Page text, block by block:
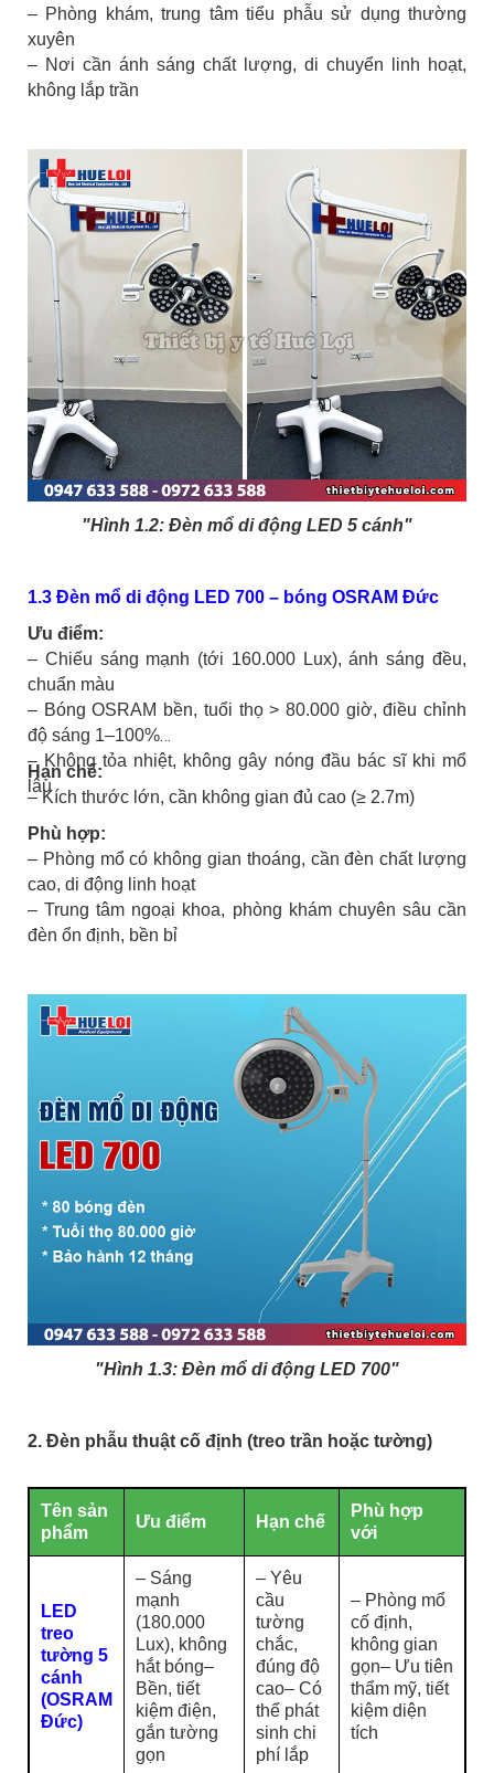
– Phòng khám, trung tâm tiểu phẫu sử dụng thường
xuyên
– Nơi cần ánh sáng chất lượng, di chuyển linh hoạt,
không lắp trần
"Hình 1.2: Đèn mổ di động LED 5 cánh"
1.3 Đèn mổ di động LED 700 – bóng OSRAM Đức
Ưu điểm:
– Chiếu sáng mạnh (tới 160.000 Lux), ánh sáng đều,
chuẩn màu
– Bóng OSRAM bền, tuổi thọ > 80.000 giờ, điều chỉnh
độ sáng 1–100%
– Không tỏa nhiệt, không gây nóng đầu bác sĩ khi mổ
lâu
Hạn chế:
– Kích thước lớn, cần không gian đủ cao (≥ 2.7m)
Phù hợp:
– Phòng mổ có không gian thoáng, cần đèn chất lượng
cao, di động linh hoạt
– Trung tâm ngoại khoa, phòng khám chuyên sâu cần
đèn ổn định, bền bỉ
"Hình 1.3: Đèn mổ di động LED 700"
2. Đèn phẫu thuật cố định (treo trần hoặc tường)
Tên sản
phẩm
Ưu điểm Hạn chế
Phù hợp
với
LED
treo
tường 5
cánh
(OSRAM
Đức)
– Sáng
mạnh
(180.000
Lux), không
hắt bóng–
Bền, tiết
kiệm điện,
gắn tường
gọn
– Yêu
cầu
tường
chắc,
đúng độ
cao– Có
thể phát
sinh chi
phí lắp
– Phòng mổ
cố định,
không gian
gọn– Ưu tiên
thẩm mỹ, tiết
kiệm diện
tích